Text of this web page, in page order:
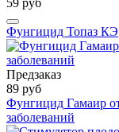
59 руб
Фунгицид Топаз КЭ
Предзаказ
89 руб
Фунгицид Гамаир
заболеваний